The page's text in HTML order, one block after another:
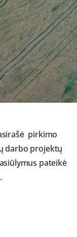
pirkimo
darbo projektų
pateikė